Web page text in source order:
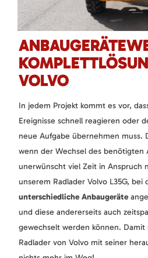
VOLVO
In jedem Projekt kommt es vor,
Ereignisse schnell reagieren oder
neue Aufgabe übernehmen muss.
wenn der Wechsel des benötigten
unerwünscht viel Zeit in Anspruch
unserem Radlader Volvo L35G, bei
unterschiedliche Anbaugeräte
und diese andererseits auch
gewechselt werden können. Damit
Radlader von Volvo mit seiner